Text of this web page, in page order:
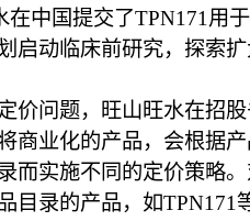
中国提交了TPN171用
启动临床前研究，探索
问题，旺山旺水在招股
商业化的产品，会根据
而实施不同的定价策略
目录的产品，如TPN171